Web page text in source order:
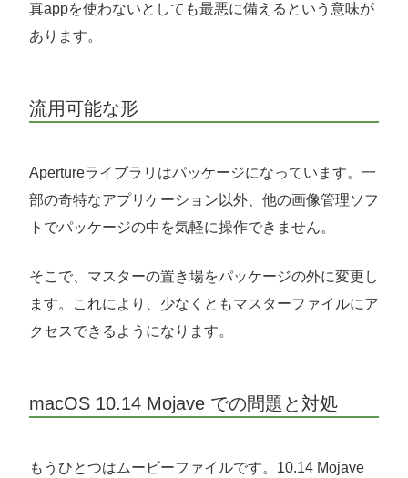
真appを使わないとしても最悪に備えるという意味が
あります。
流用可能な形
Apertureライブラリはパッケージになっています。一
部の奇特なアプリケーション以外、他の画像管理ソフ
トでパッケージの中を気軽に操作できません。
そこで、マスターの置き場をパッケージの外に変更し
ます。これにより、少なくともマスターファイルにア
クセスできるようになります。
macOS 10.14 Mojave での問題と対処
もうひとつはムービーファイルです。10.14 Mojave